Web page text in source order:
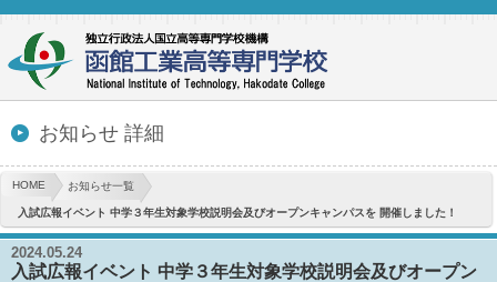
お知らせ 詳細
HOME お知らせ一覧
入試広報イベント 中学３年生対象学校説明会及びオープンキャンパスを 開催しました！
2024.05.24
入試広報イベント 中学３年生対象学校説明会及びオープン